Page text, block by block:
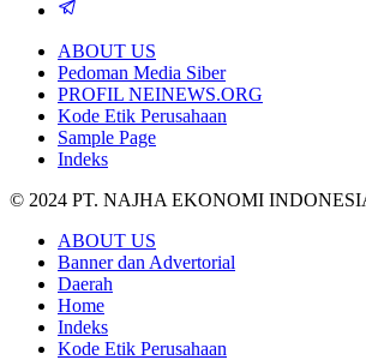
ABOUT US
Pedoman Media Siber
PROFIL NEINEWS.ORG
Kode Etik Perusahaan
Sample Page
Indeks
© 2024 PT. NAJHA EKONOMI
ABOUT US
Banner dan Advertorial
Daerah
Home
Indeks
Kode Etik Perusahaan